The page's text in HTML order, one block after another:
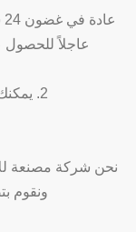
عاجلاً للحصول
2. يمكنك قبول التصميم والشعار والنمط الخاصة بنا؟
نحن شركة مصنعة
ونقوم